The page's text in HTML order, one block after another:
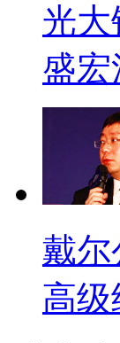
光
盛宏
戴尔
高级